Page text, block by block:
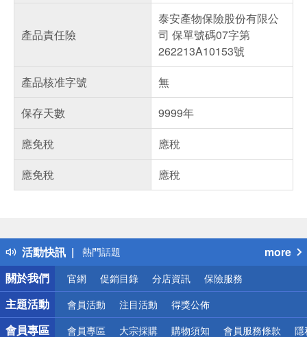
產品責任險
泰安產物保險股份有限公
司 保單號碼07字第
262213A10153號
產品核准字號
無
保存天數
9999年
應免稅
應稅
應免稅
應稅
活動快訊
得獎公告
熱門話題
銀行優惠
偏遠地區配送
詐騙網頁！請小心！
more
關於我們
官網 促銷目錄 分店資訊 保險服務
主題活動 會員活動 注目活動 得獎公佈
會員專區 會員專區 大宗採購 購物須知 會員服務條款 隱